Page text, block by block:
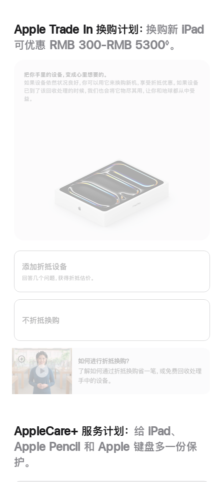
Apple Trade In 换购计划： 换购新 iPad
可优惠 RMB 300-RMB 5300◊ 。
把你手里的设备，变成心里想要的。
如果设备依然状况良好，你可以用它来换购新机，享受折抵优惠。如果设备
已到了该回收处理的时候，我们也会将它物尽其用，让你和地球都从中受
益。
Apple
Trade
换
购
划：
添加折抵设备
回答几个问题，获得折抵估价。
不折抵换购
如何进行折抵换购？
了解如何通过折抵换购省一笔，或免费回收处理
手中的设备。
展
AppleCare+ 服务计划： 给 iPad、
Apple Pencil 和 Apple 键盘多一份保
护。